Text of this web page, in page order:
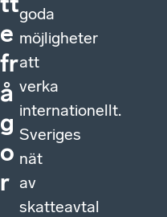
e
fr
å
g
o
r
goda
möjligheter
att
verka
internationellt.
Sveriges
nät
av
skatteavtal